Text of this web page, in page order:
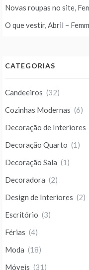
Novas roupas no site,
O que vestir, Abril –
CATEGORIAS
Candeeiros (32)
Cozinhas Modernas (6)
Decoração de Interiores
Decoração Quarto (1)
Decoração Sala (1)
Decoradora (2)
Design de Interiores (2)
Escritório (3)
Férias (4)
Moda (18)
Móveis (31)